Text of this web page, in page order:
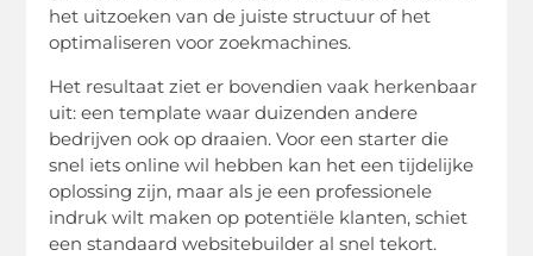
het uitzoeken van de juiste structuur of het
optimaliseren voor zoekmachines.
Het resultaat ziet er bovendien vaak herkenbaar
uit: een template waar duizenden andere
bedrijven ook op draaien. Voor een starter die
snel iets online wil hebben kan het een tijdelijke
oplossing zijn, maar als je een professionele
indruk wilt maken op potentiële klanten, schiet
een standaard websitebuilder al snel tekort.